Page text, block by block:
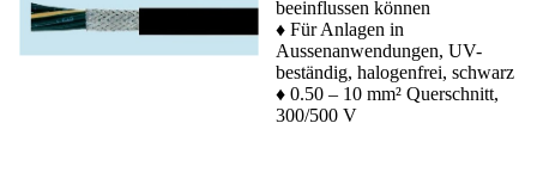
beeinflussen können
♦ Für Anlagen in
Aussenanwendungen, UV-
beständig, halogenfrei, schwarz
♦ 0.50 – 10 mm² Querschnitt,
300/500 V